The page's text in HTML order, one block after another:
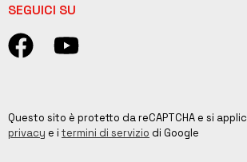
SEGUICI SU
Questo sito è protetto da reCAPTCHA e si
privacy e i termini di servizio di Google